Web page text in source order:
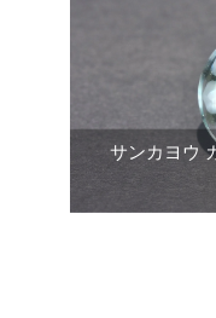
サンカヨウ